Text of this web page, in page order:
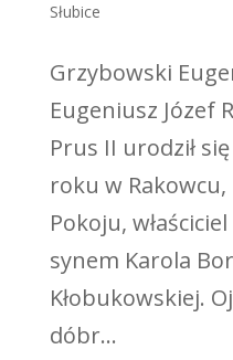
Słubice
Grzybowski
Eugeniusz Józef
Prus II urodził
roku w
Pokoju,
synem Karola
Kłobukowskiej.
dóbr...